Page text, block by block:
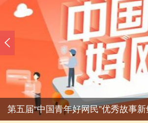
第五届“中国青年好网民”优秀故事